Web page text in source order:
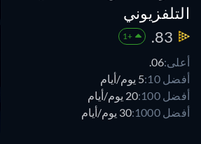
التلفزيوني
83.
+1
أعلى:06.
أفضل 10:
5 يوم/أيام
أفضل 100:
20 يوم/أيام
أفضل 1000:
30 يوم/أيام